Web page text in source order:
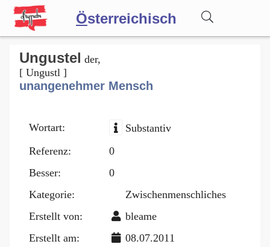
Österreichisch
Wörterbuch
Forum
Blog
Ungustel der,
[ Ungustl ]
unangenehmer Mensch
Wortart:
Substantiv
Referenz:
0
Besser:
0
Kategorie:
Zwischenmenschliches
Erstellt von:
bleame
Erstellt am:
08.07.2011